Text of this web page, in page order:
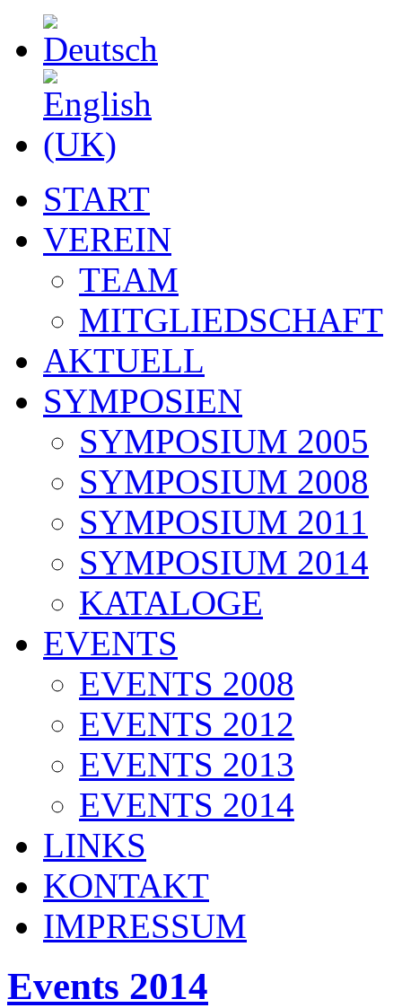
START
VEREIN
TEAM
MITGLIEDSCHAFT
AKTUELL
SYMPOSIEN
SYMPOSIUM 2005
SYMPOSIUM 2008
SYMPOSIUM 2011
SYMPOSIUM 2014
KATALOGE
EVENTS
EVENTS 2008
EVENTS 2012
EVENTS 2013
EVENTS 2014
LINKS
KONTAKT
IMPRESSUM
Events 2014